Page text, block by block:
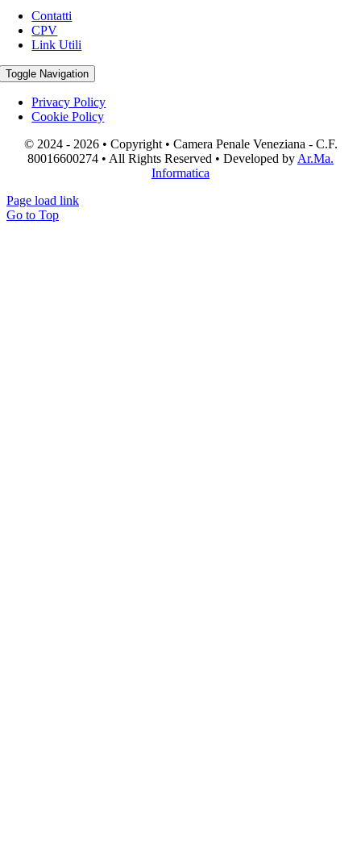
Contatti
CPV
Link Utili
Toggle Navigation
Privacy Policy
Cookie Policy
© 2024 - 2026 • Copyright • Camera Penale Veneziana - C.F.
80016600274 • All Rights Reserved • Developed by Ar.Ma.
Informatica
Page load link
Go to Top